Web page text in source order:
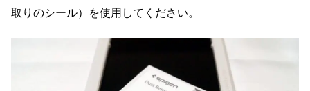
取りのシール）を使用してください。